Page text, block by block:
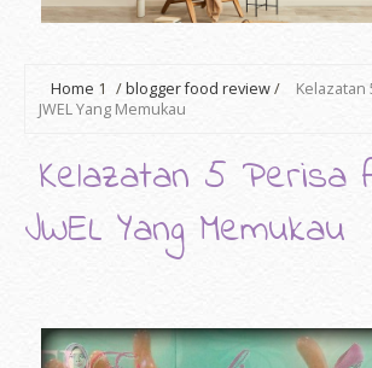
Home 1 /blogger food review/
Kelazatan
JWEL Yang Memukau
Kelazatan 5 Perisa
JWEL Yang Memukau